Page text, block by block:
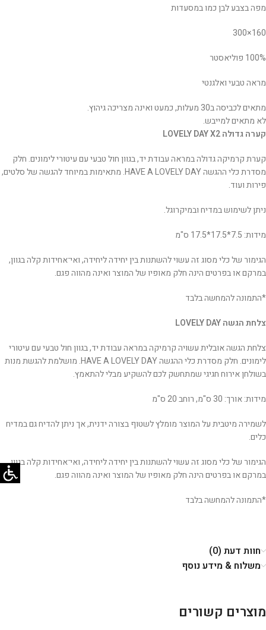
מפה בצבע לבן כמו במסעדות
160×300
100% פוליאסטר
מראה טבעי ואלגנטי
מתאים לכביסה ב30 מעלות, כמעט ואינה מצריכה גיהוץ.
לא מתאים למייבש.
קערה גדולה
קערת קרמיקה גדולה במראה עבודת יד, בגוון חול טבעי עם עיטורי לימונים. חלק
מסדרת כלי ההגשה HAVE A LOVELY DAY. מתאימות במיוחד להגשה של סלטים,
פירות ועוד.
ניתן לשימוש במדיח ובמיקרוגל.
מידות: 7.5*17.5*17.5 ס"מ
הגימור של כלי מסוג זה עשוי להשתנות בין יחידה ליחידה, ואי־אחידות קלה בגוון,
במרקם או בפרטים הינה חלק מאופיו של המוצר ואינה מהווה פגם.
*התמונה להמחשה בלבד
צלחת הגשה
צלחת הגשה אובלית עשויה קרמיקה במראה עבודת יד, בגוון חול טבעי עם עיטורי
לימונים. חלק מסדרת כלי ההגשה HAVE A LOVELY DAY. מושלמת להגשת מנות
בשולחן אירוח חגיגי שמתחשק לכם להשקיע מבלי להתאמץ.
מידות: אורך: 30 ס"מ, רוחב 20 ס"מ
לשמירה מיטבית על המוצר מומלץ לשטוף בצורה ידנית, אך ניתן להדיח גם במדיח
כלים.
הגימור של כלי מסוג זה עשוי להשתנות בין יחידה ליחידה, ואי־אחידות קלה בגוון,
במרקם או בפרטים הינה חלק מאופיו של המוצר ואינה מהווה פגם.
*התמונה להמחשה בלבד
חוות דעת (0)
משלוח & מידע נוסף
מוצרים קשורים